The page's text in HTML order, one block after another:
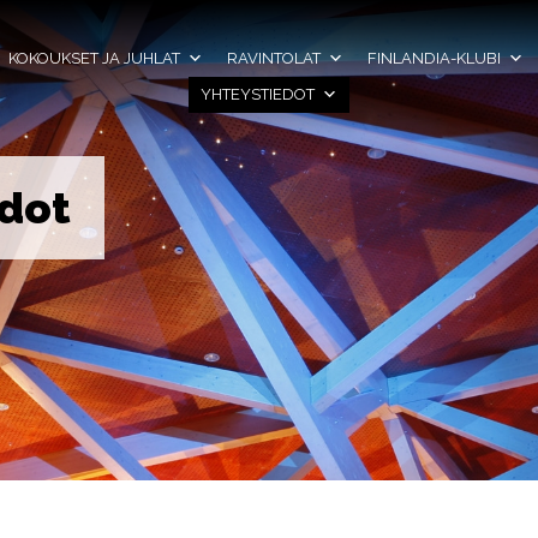
KOKOUKSET JA JUHLAT RAVINTOLAT FINLANDIA-KLUBI
YHTEYSTIEDOT